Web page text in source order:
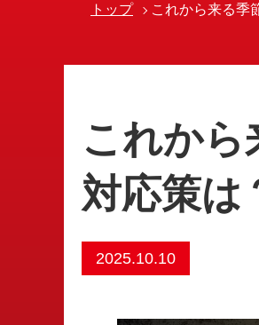
トップ これから来る季
これから
対応策は
2025.10.10